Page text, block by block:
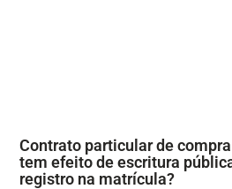
Contrato particular de
tem efeito de escritura
registro na matrícula?